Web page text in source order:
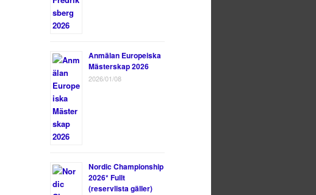
Anmälan Europeiska
Mästerskap 2026
2026/01/08
Nordic Championship
2026* Fullt
(reservlista gäller)